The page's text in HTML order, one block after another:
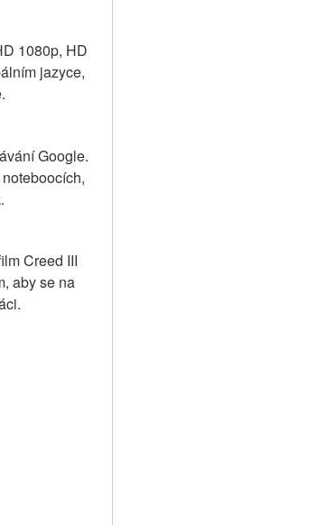
1080p, HD
jazyce,
Google.
Creed III
aby se na